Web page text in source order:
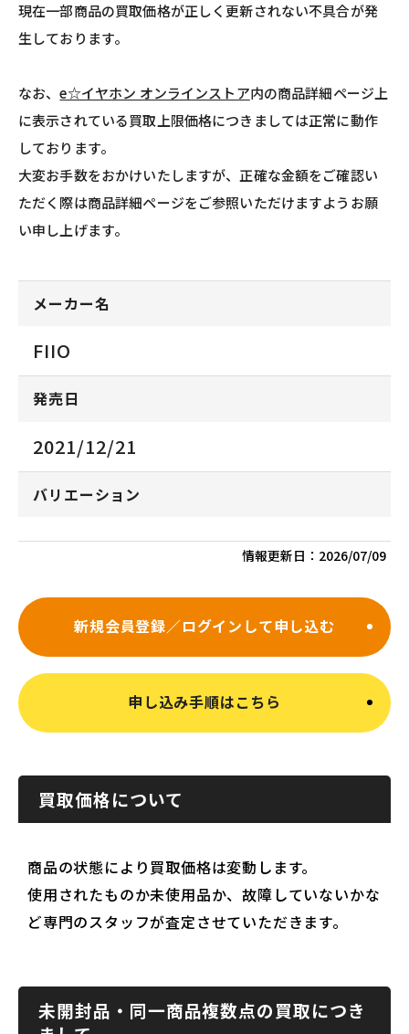
現在一部商品の買取価格が正しく更新されない不具合が発
生しております。
なお、e☆イヤホン オンラインストア内の商品詳細ページ上
に表示されている買取上限価格につきましては正常に動作
しております。
大変お手数をおかけいたしますが、正確な金額をご確認い
ただく際は商品詳細ページをご参照いただけますようお願
い申し上げます。
メーカー名
FIIO
発売日
2021/12/21
バリエーション
情報更新日： 2026/07/09
新規会員登録／ログインして申し込む
申し込み手順はこちら
買取価格について
商品の状態により買取価格は変動します。
使用されたものか未使用品か、故障していないかな
ど専門のスタッフが査定させていただきます。
未開封品・同一商品複数点の買取につき